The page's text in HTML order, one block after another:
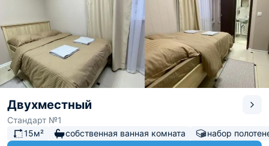
Двухместный
Стандарт №1
15м²
собственная ванная комната набор